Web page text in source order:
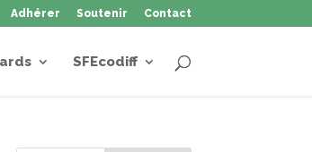
Adhérer Soutenir Contact
SFEcodiff